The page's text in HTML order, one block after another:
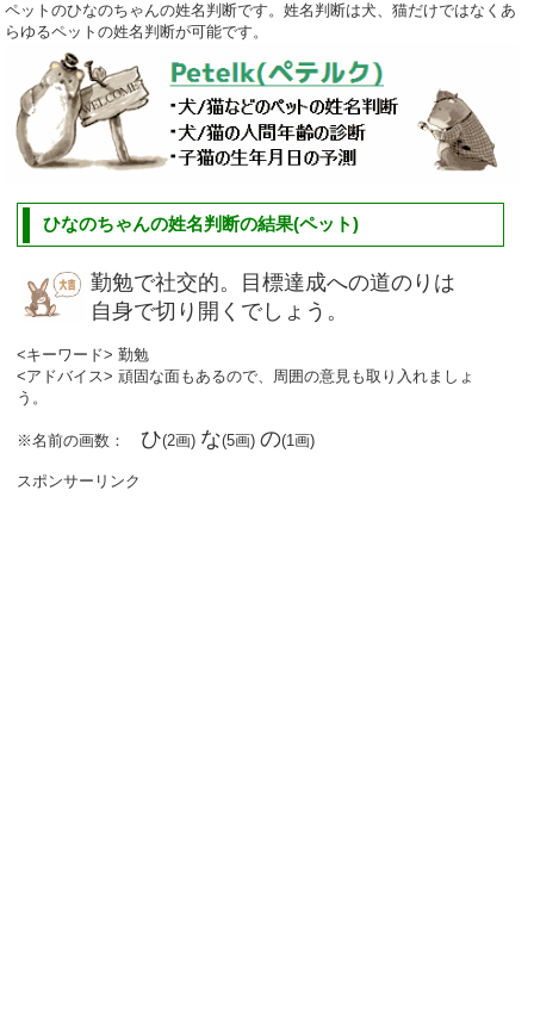
ペットのひなのちゃんの姓名判断です。姓名判断は犬、猫だけではなくあ
らゆるペットの姓名判断が可能です。
ひなのちゃんの姓名判断の結果(ペット)
勤勉で社交的。目標達成への道のりは
自身で切り開くでしょう。
<キーワード> 勤勉
<アドバイス> 頑固な面もあるので、周囲の意見も取り入れましょ
う。
※名前の画数： ひ(2画) な(5画)の(1画)
スポンサーリンク